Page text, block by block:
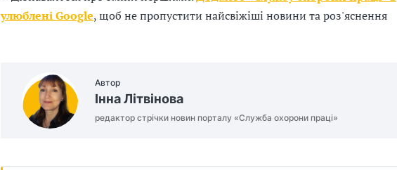
улюблені Google, щоб не пропустити найсвіжіші новини та роз'яснення
Автор
Інна Літвінова
редактор стрічки новин порталу «Служба охорони праці»